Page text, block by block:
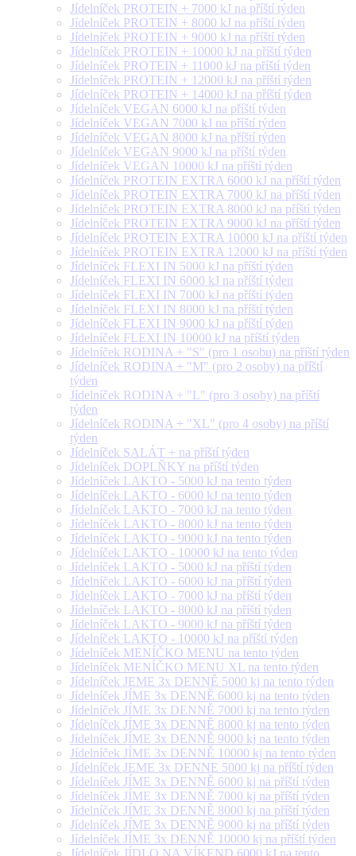
Jídelníček PROTEIN + 7000 kJ na příští týden
Jídelníček PROTEIN + 8000 kJ na příští týden
Jídelníček PROTEIN + 9000 kJ na příští týden
Jídelníček PROTEIN + 10000 kJ na příští týden
Jídelníček PROTEIN + 11000 kJ na příští týden
Jídelníček PROTEIN + 12000 kJ na příští týden
Jídelníček PROTEIN + 14000 kJ na příští týden
Jídelníček VEGAN 6000 kJ na příští týden
Jídelníček VEGAN 7000 kJ na příští týden
Jídelníček VEGAN 8000 kJ na příští týden
Jídelníček VEGAN 9000 kJ na příští týden
Jídelníček VEGAN 10000 kJ na příští týden
Jídelníček PROTEIN EXTRA 6000 kJ na příští týden
Jídelníček PROTEIN EXTRA 7000 kJ na příští týden
Jídelníček PROTEIN EXTRA 8000 kJ na příští týden
Jídelníček PROTEIN EXTRA 9000 kJ na příští týden
Jídelníček PROTEIN EXTRA 10000 kJ na příští týden
Jídelníček PROTEIN EXTRA 12000 kJ na příští týden
Jídelníček FLEXI IN 5000 kJ na příští týden
Jídelníček FLEXI IN 6000 kJ na příští týden
Jídelníček FLEXI IN 7000 kJ na příští týden
Jídelníček FLEXI IN 8000 kJ na příští týden
Jídelníček FLEXI IN 9000 kJ na příští týden
Jídelníček FLEXI IN 10000 kJ na příští týden
Jídelníček RODINA + "S" (pro 1 osobu) na příští týden
Jídelníček RODINA + "M" (pro 2 osoby) na příští
týden
Jídelníček RODINA + "L" (pro 3 osoby) na příští
týden
Jídelníček RODINA + "XL" (pro 4 osoby) na příští
týden
Jídelníček SALÁT + na příští týden
Jídelníček DOPLŇKY na příští týden
Jídelníček LAKTO - 5000 kJ na tento týden
Jídelníček LAKTO - 6000 kJ na tento týden
Jídelníček LAKTO - 7000 kJ na tento týden
Jídelníček LAKTO - 8000 kJ na tento týden
Jídelníček LAKTO - 9000 kJ na tento týden
Jídelníček LAKTO - 10000 kJ na tento týden
Jídelníček LAKTO - 5000 kJ na příští týden
Jídelníček LAKTO - 6000 kJ na příští týden
Jídelníček LAKTO - 7000 kJ na příští týden
Jídelníček LAKTO - 8000 kJ na příští týden
Jídelníček LAKTO - 9000 kJ na příští týden
Jídelníček LAKTO - 10000 kJ na příští týden
Jídelníček MENÍČKO MENU na tento týden
Jídelníček MENÍČKO MENU XL na tento týden
Jídelníček JEME 3x DENNĚ 5000 kj na tento týden
Jídelníček JÍME 3x DENNĚ 6000 kj na tento týden
Jídelníček JÍME 3x DENNĚ 7000 kj na tento týden
Jídelníček JÍME 3x DENNĚ 8000 kj na tento týden
Jídelníček JÍME 3x DENNĚ 9000 kj na tento týden
Jídelníček JÍME 3x DENNĚ 10000 kj na tento týden
Jídelníček JEME 3x DENNE 5000 kj na příští týden
Jídelníček JÍME 3x DENNĚ 6000 kj na příští týden
Jídelníček JÍME 3x DENNĚ 7000 kj na příští týden
Jídelníček JÍME 3x DENNĚ 8000 kj na příští týden
Jídelníček JÍME 3x DENNĚ 9000 kj na příští týden
Jídelníček JÍME 3x DENNĚ 10000 kj na příští týden
Jídelníček JÍDLO NA VÍKEND 6000 kJ na tento